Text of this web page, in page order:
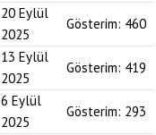
20 Eylül
2025
Gösterim: 460
13 Eylül
2025
Gösterim: 419
6 Eylül
2025
Gösterim: 293